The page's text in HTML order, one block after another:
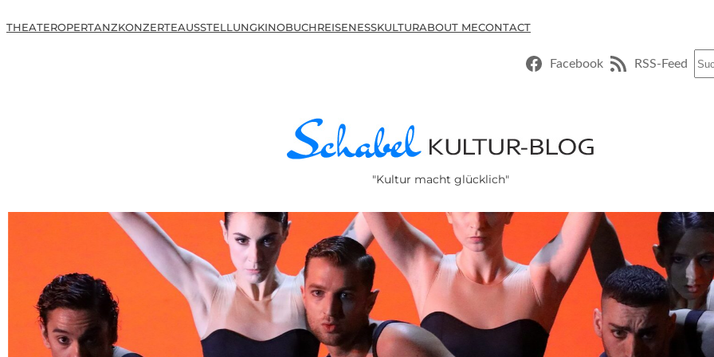
THEATEROPERTANZKONZERTEAUSSTELLUNGKINOBUCHREISENESSKULTURABOUT MECONTACT
Facebook RSS-Feed
"Kultur macht glücklich"